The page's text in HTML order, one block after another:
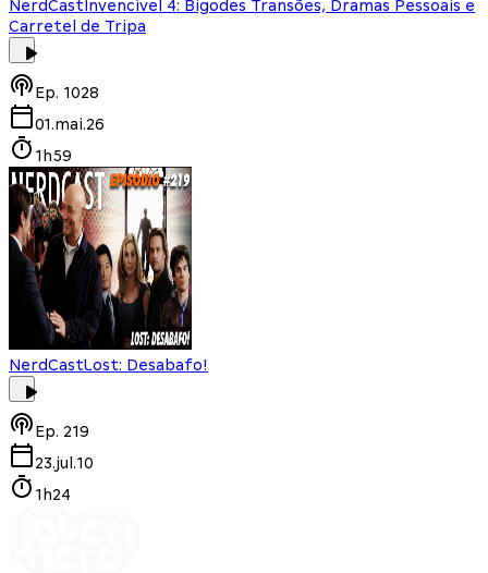
NerdCastInvencível 4: Bigodes Transões, Dramas Pessoais e
Carretel de Tripa
Ep. 1028
01.mai.26
1h59
NerdCastLost: Desabafo!
Ep. 219
23.jul.10
1h24